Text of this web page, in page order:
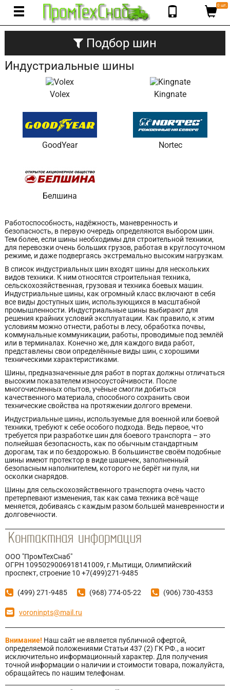
0 шт.
Подбор шин
Индустриальные шины
Volex Kingnate
GoodYear Nortec
Белшина
Работоспособность, надёжность, маневренность и
безопасность, в первую очередь определяются выбором шин.
Тем более, если шины необходимы для строительной техники,
для перевозки очень больших грузов, работая в круглосуточном
режиме, и даже подвергаясь экстремально высоким нагрузкам.
В список индустриальных шин входят шины для нескольких
видов техники. К ним относятся строительная техника,
сельскохозяйственная, грузовая и техника боевых машин.
Индустриальные шины, как огромный класс включают в себя
все виды доступных шин, использующихся в масштабной
промышленности. Индустриальные шины выбирают для
решения крайних условий эксплуатации. Как правило, к этим
условиям можно отнести, работы в лесу, обработка почвы,
коммунальные коммуникации, работы, проводимые под землёй
или в терминалах. Конечно же, для каждого вида работ,
представлены свои определённые виды шин, с хорошими
техническими характеристиками.
Шины, предназначенные для работ в портах должны отличаться
высоким показателем износоустойчивости. После
многочисленных опытов, учёные смогли добиться
качественного материала, способного сохранить свои
технические свойства на протяжении долгого времени.
Индустриальные шины, используемые для военной или боевой
техники, требуют к себе особого подхода. Ведь первое, что
требуется при разработке шин для боевого транспорта – это
полнейшая безопасность, как по обычным стандартным
дорогам, так и по бездорожью. В большинстве своём подобные
шины имеют протектор в виде шашечек, заполненный
безопасным наполнителем, которого не берёт ни пуля, ни
осколки снарядов.
Шины для сельскохозяйственного транспорта очень часто
претерпевают изменения, так как сама техника всё чаще
меняется, добиваясь с каждым разом большей маневренности и
долговечности.
ООО "ПромТехСнаб"
ОГРН 1095029006918141009, г.Мытищи, Олимпийский
проспект, строение 10 +7(499)271-9485
(499) 271-9485 (968) 774-05-22 (906) 730-4353
voroninpts@mail.ru
Внимание! Наш сайт не является публичной офертой,
определяемой положениями Статьи 437 (2) ГК РФ., а носит
исключительно информационный характер. Для получения
точной информации о наличии и стоимости товара, пожалуйста,
обращайтесь по нашим телефонам.